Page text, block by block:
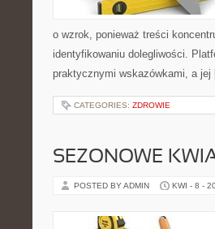
o wzrok, ponieważ treści
identyfikowaniu dolegliwości.
praktycznymi wskazówkami, a
CATEGORIES: ZDROWIE
SEZONOWE
POSTED BY ADMIN KWI - 8 -